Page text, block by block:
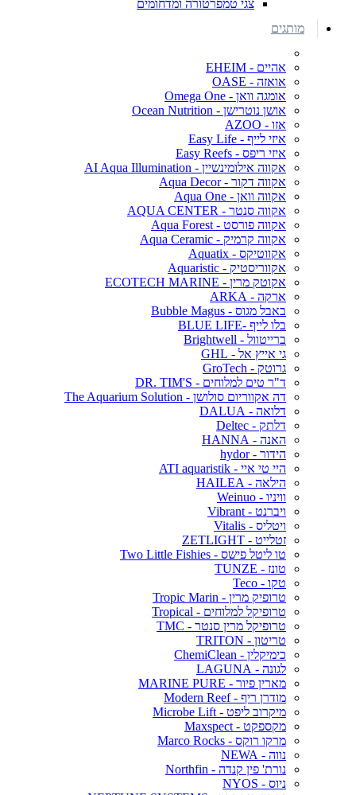
צגי טמפרטורה ומדחומים
מותגים
אהיים - EHEIM
אואזה - OASE
אומגה וואן - Omega One
אושן נוטרישן - Ocean Nutrition
אזו - AZOO
איזי לייף - Easy Life
איזי ריפס - Easy Reefs
אקווה אילומינשיין - AI Aqua Illumination
אקווה דקור - Aqua Decor
אקווה וואן - Aqua One
אקווה סנטר - AQUA CENTER
אקווה פורסט - Aqua Forest
אקווה קרמיק - Aqua Ceramic
אקווטיקס - Aquatix
אקווריסטיק - Aquaristic
אקוטק מרין - ECOTECH MARINE
ארקה - ARKA
באבל מגוס - Bubble Magus
בלו לייף -BLUE LIFE
ברייטוול - Brightwell
גי אייץ אל - GHL
גרוטק - GroTech
ד"ר טים למלוחים - DR. TIM'S
דה אקווריום סולושן - The Aquarium Solution
דלואה - DALUA
דלתק - Deltec
האנה - HANNA
הידור - hydor
היי טי איי - ATI aquaristik
הילאה - HAILEA
וויניו - Weinuo
ויברנט - Vibrant
ויטליס - Vitalis
זטלייט - ZETLIGHT
טו ליטל פישס - Two Little Fishies
טונז - TUNZE
טקו - Teco
טרופיק מרין - Tropic Marin
טרופיקל למלוחים - Tropical
טרופיקל מרין סנטר - TMC
טריטון - TRITON
כימיקלין - ChemiClean
לגונה - LAGUNA
מארין פיור - MARINE PURE
מודרן ריף - Modern Reef
מיקרוב ליפט - Microbe Lift
מקספקט - Maxspect
מרקו רוקס - Marco Rocks
נווה - NEWA
נורת' פין קנדה - Northfin
ניוס - NYOS